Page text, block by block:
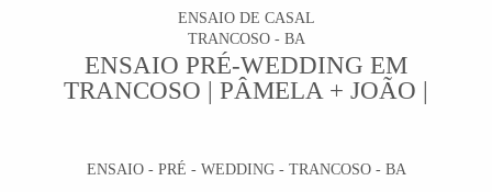
ENSAIO DE CASAL
TRANCOSO - BA
ENSAIO PRÉ-WEDDING EM
TRANCOSO | PÂMELA + JOÃO |
ENSAIO - PRÉ - WEDDING - TRANCOSO - BA